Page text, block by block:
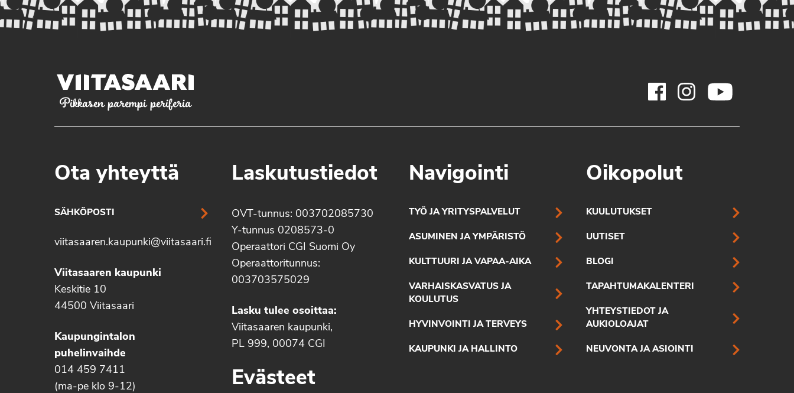
Pikkasen parempi periferia
Ota yhteyttä
SÄHKÖPOSTI
viitasaaren.kaupunki@viitasaari.fi
Viitasaaren kaupunki
Keskitie 10
44500 Viitasaari
Kaupungintalon
puhelinvaihde
014 459 7411
(ma-pe klo 9-12)
Laskutustiedot
OVT-tunnus: 003702085730
Y-tunnus 0208573-0
Operaattori CGI Suomi Oy
Operaattoritunnus:
003703575029
Lasku tulee osoittaa:
Viitasaaren kaupunki,
PL 999, 00074 CGI
Evästeet
Navigointi
TYÖ JA YRITYSPALVELUT
ASUMINEN JA YMPÄRISTÖ
KULTTUURI JA VAPAA-AIKA
VARHAISKASVATUS JA
KOULUTUS
HYVINVOINTI JA TERVEYS
KAUPUNKI JA HALLINTO
Oikopolut
KUULUTUKSET
UUTISET
BLOGI
TAPAHTUMAKALENTERI
YHTEYSTIEDOT JA
AUKIOLOAJAT
NEUVONTA JA ASIOINTI